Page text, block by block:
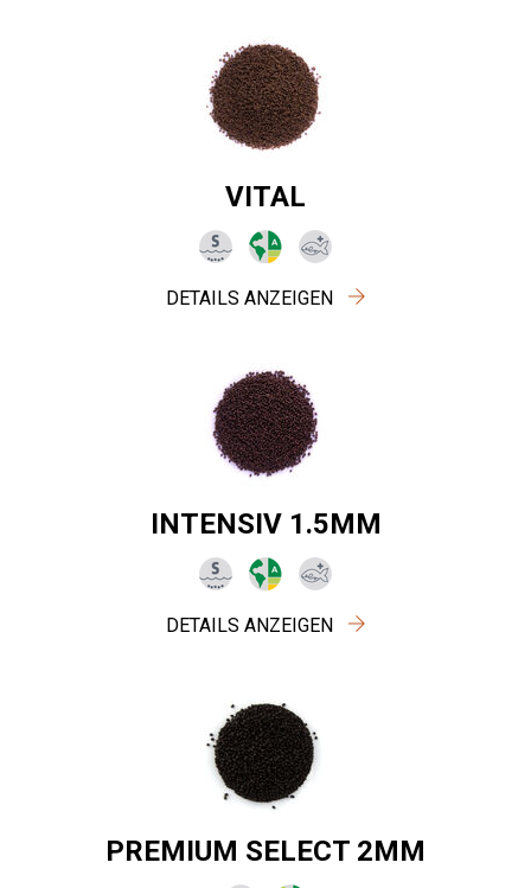
VITAL
DETAILS ANZEIGEN
INTENSIV 1.5MM
DETAILS ANZEIGEN
PREMIUM SELECT 2MM